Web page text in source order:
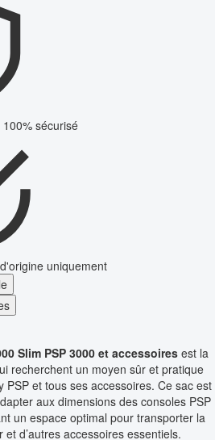
sécurisé
uniquement
Slim PSP 3000 et accessoires est la
recherchent un moyen sûr et pratique
PSP et tous ses accessoires. Ce sac est
aux dimensions des consoles PSP
un espace optimal pour transporter la
d’autres accessoires essentiels.